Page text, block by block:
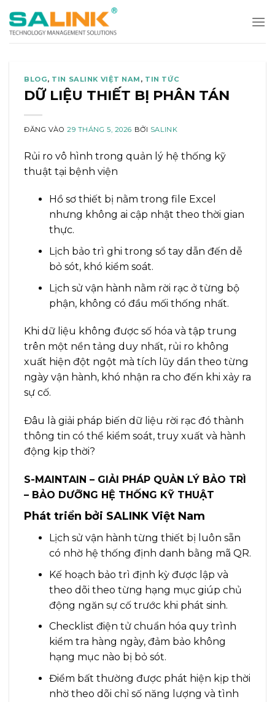
qua
nội
BLOG, TIN SALINK VIỆT NAM , TIN TỨC
DỮ LIỆU THIẾT BỊ PHÂN TÁN
ĐĂNG VÀO29 THÁNG 5, 2026 BỞI SALINK
Rủi ro vô hình trong quản lý hệ thống kỹ
thuật tại bệnh viện
Hồ sơ thiết bị nằm trong file Excel
nhưng không ai cập nhật theo thời gian
thực.
Lịch bảo trì ghi trong sổ tay dẫn đến dễ
bỏ sót, khó kiểm soát.
Lịch sử vận hành nằm rời rạc ở từng bộ
phận, không có đầu mối thống nhất.
Khi dữ liệu không được số hóa và tập trung
trên một nền tảng duy nhất, rủi ro không
xuất hiện đột ngột mà tích lũy dần theo từng
ngày vận hành, khó nhận ra cho đến khi xảy ra
sự cố.
Đâu là giải pháp biến dữ liệu rời rạc đó thành
thông tin có thể kiểm soát, truy xuất và hành
động kịp thời?
S-MAINTAIN – GIẢI PHÁP QUẢN LÝ BẢO TRÌ
– BẢO DƯỠNG HỆ THỐNG KỸ THUẬT
Phát triển bởi SALINK Việt Nam
Lịch sử vận hành từng thiết bị luôn sẵn
có nhờ hệ thống định danh bằng mã QR.
Kế hoạch bảo trì định kỳ được lập và
theo dõi theo từng hạng mục giúp chủ
động ngăn sự cố trước khi phát sinh.
Checklist điện tử chuẩn hóa quy trình
kiểm tra hàng ngày, đảm bảo không
hạng mục nào bị bỏ sót.
Điểm bất thường được phát hiện kịp thời
nhờ theo dõi chỉ số năng lượng và tình